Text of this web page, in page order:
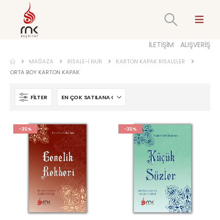
İLETİŞİM ALIŞVERİŞ
MAĞAZA RISALE-I NUR
KARTON KAPAK RISALELER
ORTA BOY KARTON KAPAK
FILTER
-35% -35%